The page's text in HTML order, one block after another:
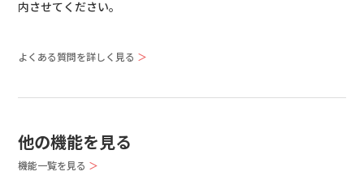
内させてください。
よくある質問を詳しく見る ＞
他の機能を見る
機能一覧を見る ＞